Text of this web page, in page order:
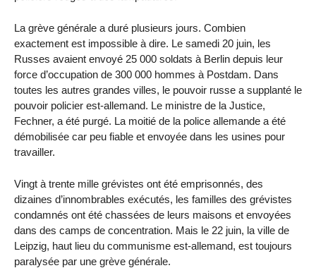
La grève générale a duré plusieurs jours. Combien
exactement est impossible à dire. Le samedi 20 juin, les
Russes avaient envoyé 25 000 soldats à Berlin depuis leur
force d’occupation de 300 000 hommes à Postdam. Dans
toutes les autres grandes villes, le pouvoir russe a supplanté le
pouvoir policier est-allemand. Le ministre de la Justice,
Fechner, a été purgé. La moitié de la police allemande a été
démobilisée car peu fiable et envoyée dans les usines pour
travailler.
Vingt à trente mille grévistes ont été emprisonnés, des
dizaines d’innombrables exécutés, les familles des grévistes
condamnés ont été chassées de leurs maisons et envoyées
dans des camps de concentration. Mais le 22 juin, la ville de
Leipzig, haut lieu du communisme est-allemand, est toujours
paralysée par une grève générale.